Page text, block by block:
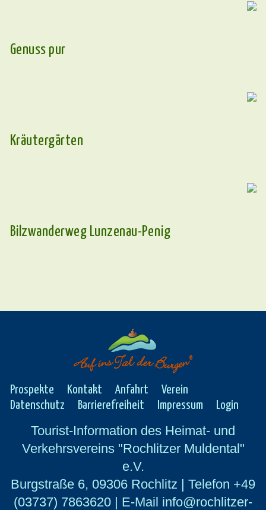
Genuss pur
Kräutergärten
Bilzwanderweg Lunzenau-Penig
Prospekte Kontakt Anfahrt
Verein
Datenschutz
Barrierefreiheit Impressum Login
Tourist-Information des Heimat- und
Verkehrsvereins "Rochlitzer Muldental"
e.V.
Burgstraße 6, 09306 Rochlitz | Telefon +49
(03737) 7863620 | E-Mail info@rochlitzer-